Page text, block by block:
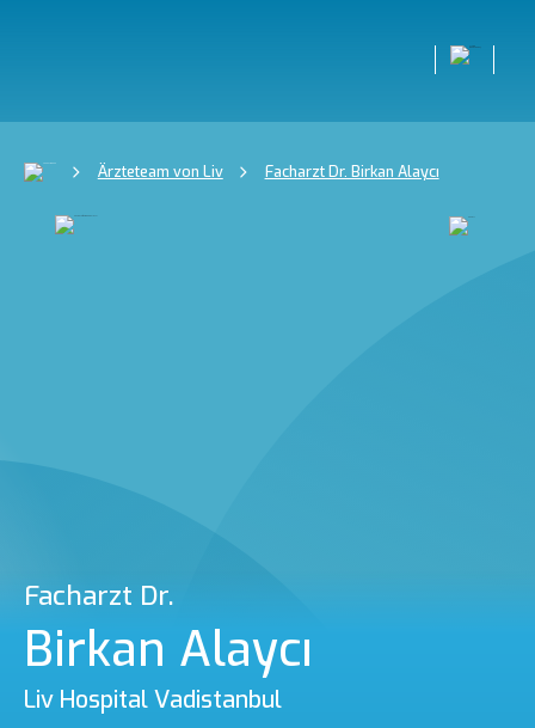
Ärzteteam von Liv Facharzt Dr. Birkan Alaycı
Facharzt Dr.
Birkan Alaycı
Liv Hospital Vadistanbul